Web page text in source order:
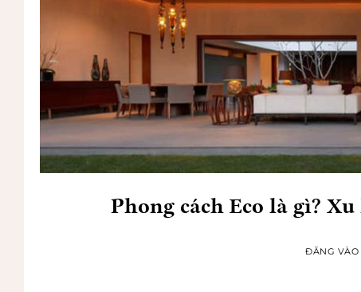
Phong cách Eco là gì?
ĐĂNG VÀO